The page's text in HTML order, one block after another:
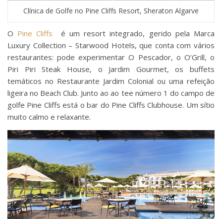
Clínica de Golfe no Pine Cliffs Resort, Sheraton Algarve
O Pine Cliffs é um resort integrado, gerido pela Marca
Luxury Collection – Starwood Hotels, que conta com vários
restaurantes: pode experimentar O Pescador, o O’Grill, o
Piri Piri Steak House, o Jardim Gourmet, os buffets
temáticos no Restaurante Jardim Colonial ou uma refeição
ligeira no Beach Club. Junto ao ao tee número 1 do campo de
golfe Pine Cliffs está o bar do Pine Cliffs Clubhouse. Um sítio
muito calmo e relaxante.